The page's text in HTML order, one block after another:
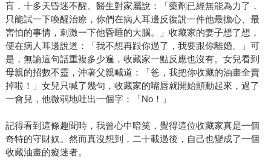
肓，十多天昏迷不醒。醫生對家屬說：「藥劑已經無能為力了，
只能試一下喚醒治療，你們在病人耳邊反復說一件他最擔心、最
害怕的事情，刺激一下他昏睡的大腦。」收藏家的妻子想了想，
便在病人耳邊說道：「我不想再跟你過了，我要跟你離婚。」可
是，無論這句話重複多少遍，收藏家一點反應也沒有。女兒看到
母親的招數不靈，沖著父親喊道：「爸，我把你收藏的油畫全賣
掉啦！」女兒只喊了幾句，收藏家的嘴唇就開始顫動起來，過了
一會兒，他微弱地吐出一個字：「No！」
記得看到這條趣聞時，我曾心中暗笑，覺得這位收藏家真是一個
奇特的守財奴。然而真沒想到，二十載過後，自己也變成了一個
收藏油畫的癡迷者。